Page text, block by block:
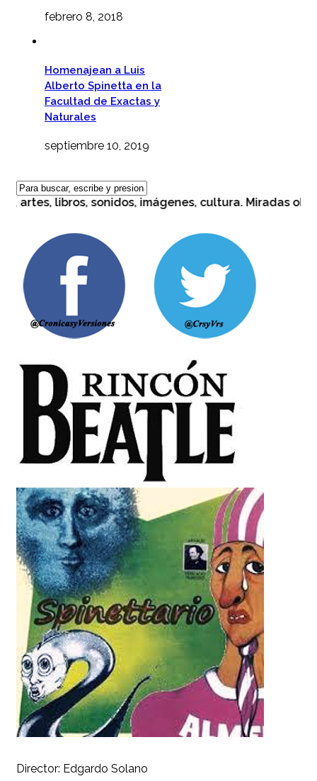
febrero 8, 2018
Homenajean a Luis
Alberto Spinetta en la
Facultad de Exactas y
Naturales
septiembre 10, 2019
libros, sonidos, imágenes, cultura. Miradas
Director: Edgardo Solano